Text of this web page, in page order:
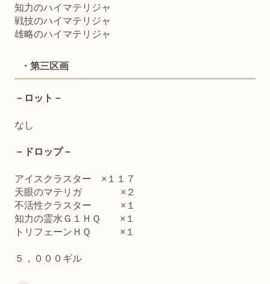
知力のハイマテリジャ
戦技のハイマテリジャ
雄略のハイマテリジャ
・第三区画
－ロット－
なし
－ドロップ－
アイスクラスター ×１１７
天眼のマテリガ ×２
不活性クラスター ×１
知力の霊水Ｇ１ＨＱ ×１
トリフェーンＨＱ ×１
５，０００ギル